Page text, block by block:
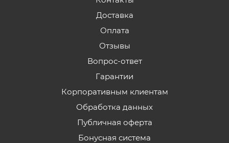
Доставка
Оплата
Отзывы
Вопрос-ответ
Гарантии
Корпоративным клиентам
Обработка данных
Публичная оферта
Бонусная система